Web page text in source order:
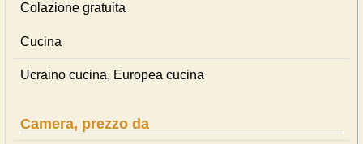
Colazione gratuita
Cucina
Ucraino cucina, Europea cucina
Camera, prezzo da